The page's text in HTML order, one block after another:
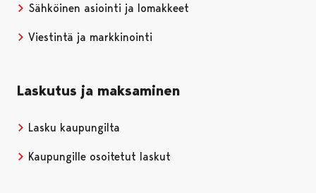
Sähköinen asiointi ja lomakkeet
Viestintä ja markkinointi
Laskutus ja maksaminen
Lasku kaupungilta
Kaupungille osoitetut laskut